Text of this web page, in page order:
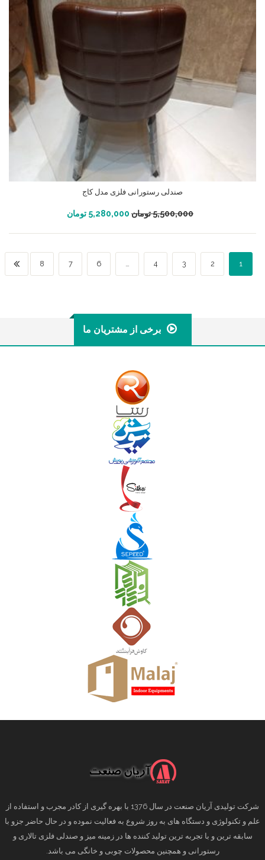
صندلی رستورانی فلزی مدل کاج
5,500,000تومان 5,280,000 تومان افزودن به سبد خرید
1
2
3
4
6
7
8
برخی از مشتریان ما
شرکت تولیدی آریان صنعت در سال 1376 با بهره گیری از کادر مجرب و استفاده از
علم و تکنولوژی و دستگاه های به روز شروع به فعالیت نموده و در حال حاضر جزو با
سابقه ترین و با تجربه ترین تولید کننده ها در زمینه میز و صندلی فلزی تالاری و
رستورانی و همچنین محصولات چوبی و خانگی می باشد.